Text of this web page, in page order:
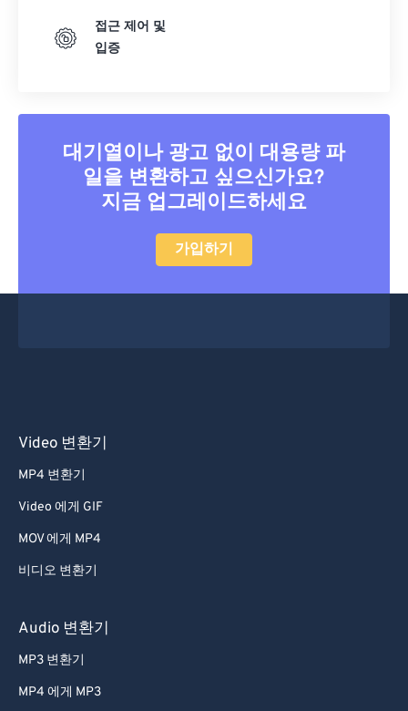
접근 제어 및
입증
대기열이나 광고 없이 대용량 파
일을 변환하고 싶으신가요?
지금 업그레이드하세요
가입하기
Video 변환기
MP4 변환기
Video 에게 GIF
MOV 에게 MP4
비디오 변환기
Audio 변환기
MP3 변환기
MP4 에게 MP3